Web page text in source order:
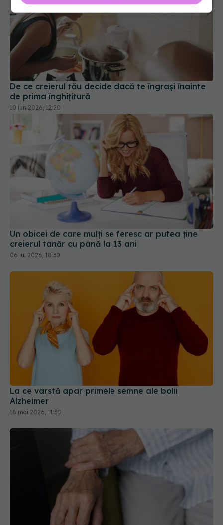
De ce creierul tău decide dacă te îngrași înainte
de prima înghițitură
10 iun 2026, 12:20
Un obicei de care mulți se feresc ar putea ține
creierul tânăr cu până la 13 ani
06 iul 2026, 18:30
La ce vârstă apar primele semne ale bolii
Alzheimer
18 mai 2026, 11:30